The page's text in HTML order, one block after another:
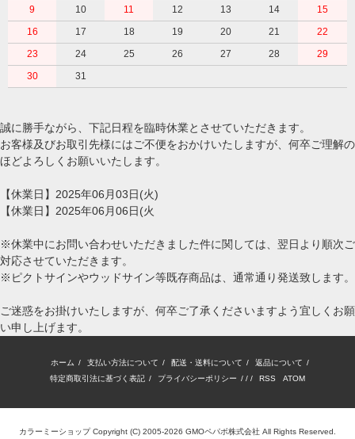
9
10 11 12 13 14
15
16
17 18 19 20 21
22
23
24 25 26 27 28
29
30
31
誠に勝手ながら、下記日程を臨時休業とさせていただきます。
お客様及びお取引先様にはご不便をおかけいたしますが、何卒ご理解の
ほどよろしくお願いいたします。
【休業日】2025年06月03日(火)
【休業日】2025年06月06日(火
※休業中にお問い合わせいただきました件に関しては、翌日より順次ご
対応させていただきます。
※ピクトサインやウッドサイン等既存商品は、通常通り発送致します。
ご迷惑をお掛けいたしますが、何卒ご了承くださいますよう宜しくお願
い申し上げます。
ホーム / 支払い方法について / 配送・送料について / 返品について /
特定商取引法に基づく表記 / プライバシーポリシー / / / RSS ATOM
カラーミーショップCopyright (C) 2005-2026 GMOペパボ株式会社 All Rights Reserved.